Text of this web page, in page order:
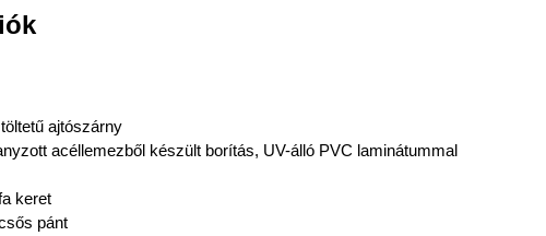
ajtószárny
acéllemezből készült borítás, UV-álló PVC laminátummal
keret
pánt